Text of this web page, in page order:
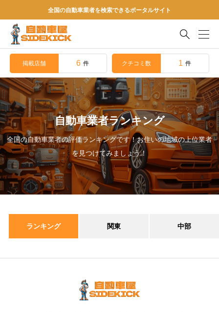
全国の自動車業者を検索できるポータルサイト

掲載店舗 6 件 クチコミ数 1 件
自動車業者ランキング
全国の自動車業者の評価ランキングです！お住いの地域の上位業者
を見つけてみましょう！
ランキング 関東 中部